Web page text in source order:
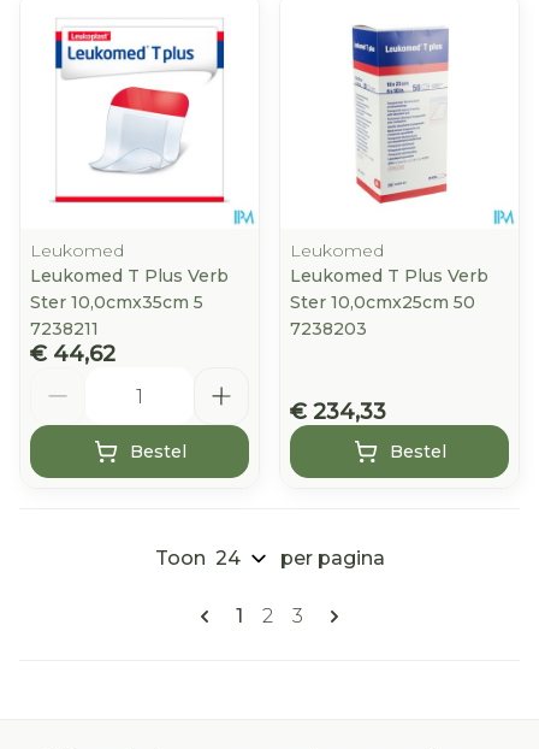
Leukomed
Leukomed T Plus Verb
Ster 10,0cmx35cm 5
7238211
€ 44,62
Bestel
Leukomed
Leukomed T Plus Verb
Ster 10,0cmx25cm 50
7238203
€ 234,33
Bestel
Pagina's
U lees momenteel pagina
1 Pagina
2 Pagina
3
Toon per pagina